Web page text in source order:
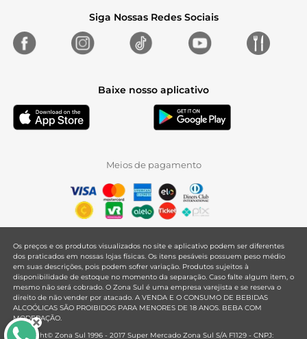
Siga Nossas Redes Sociais
Baixe nosso aplicativo
Meios de pagamento
Os preços e os produtos visualizados no site e aplicativo podem ser diferentes
dos praticados em nossas lojas físicas. Os itens pesáveis possuem peso médio
em suas descrições, pois podem sofrer variação. Produtos sujeitos à
disponibilidade de estoque no momento da separação. Caso falte algum item, o
mesmo não será cobrado. O Zona Sul é uma empresa varejista e se reserva o
direito de não vender por atacado. A VENDA E O CONSUMO DE BEBIDAS
ALCOÓLICAS SÃO PROIBIDOS PARA MENORES DE 18 ANOS. BEBA COM
MODERAÇÃO.
Copyright© Zona Sul 1996 - 2017 Super Mercado Zona Sul S/A F1129 - CNPJ: